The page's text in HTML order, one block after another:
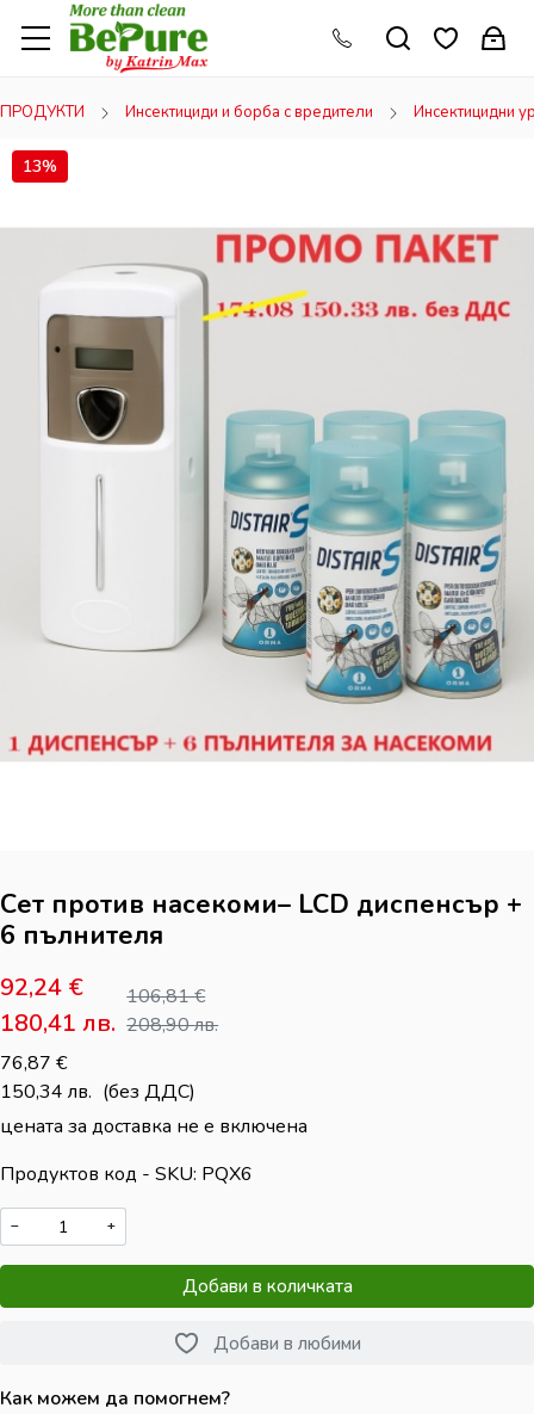
ПРОДУКТИ Инсектициди и борба с вредители Инсектицидни
13%
Сет против насекоми– LCD диспенсър +
6 пълнителя
92,24 €
180,41 лв.
106,81€
208,90лв.
76,87 €
150,34 лв. (без ДДС)
цената за доставка не е включена
Продуктов код - SKU PQX6
− +
Добави в количката
Добави в любими
Как можем да помогнем?